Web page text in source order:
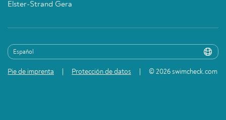
Elster-Strand Gera
Pie de imprenta Protección de datos © 2026 swimcheck.com